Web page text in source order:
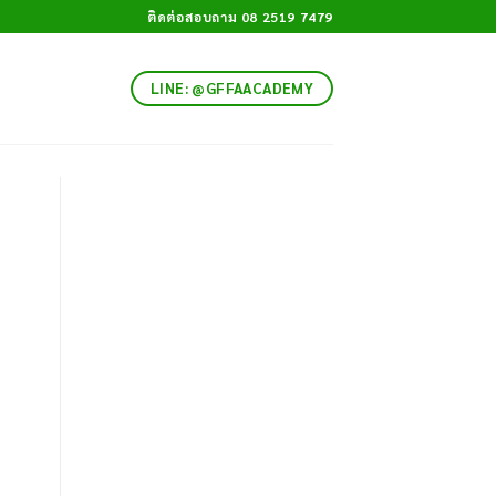
ติดต่อสอบถาม 08 2519 7479
LINE: @GFFAACADEMY